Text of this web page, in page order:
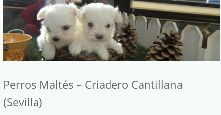
Perros Maltés – Criadero Cantillana
(Sevilla)